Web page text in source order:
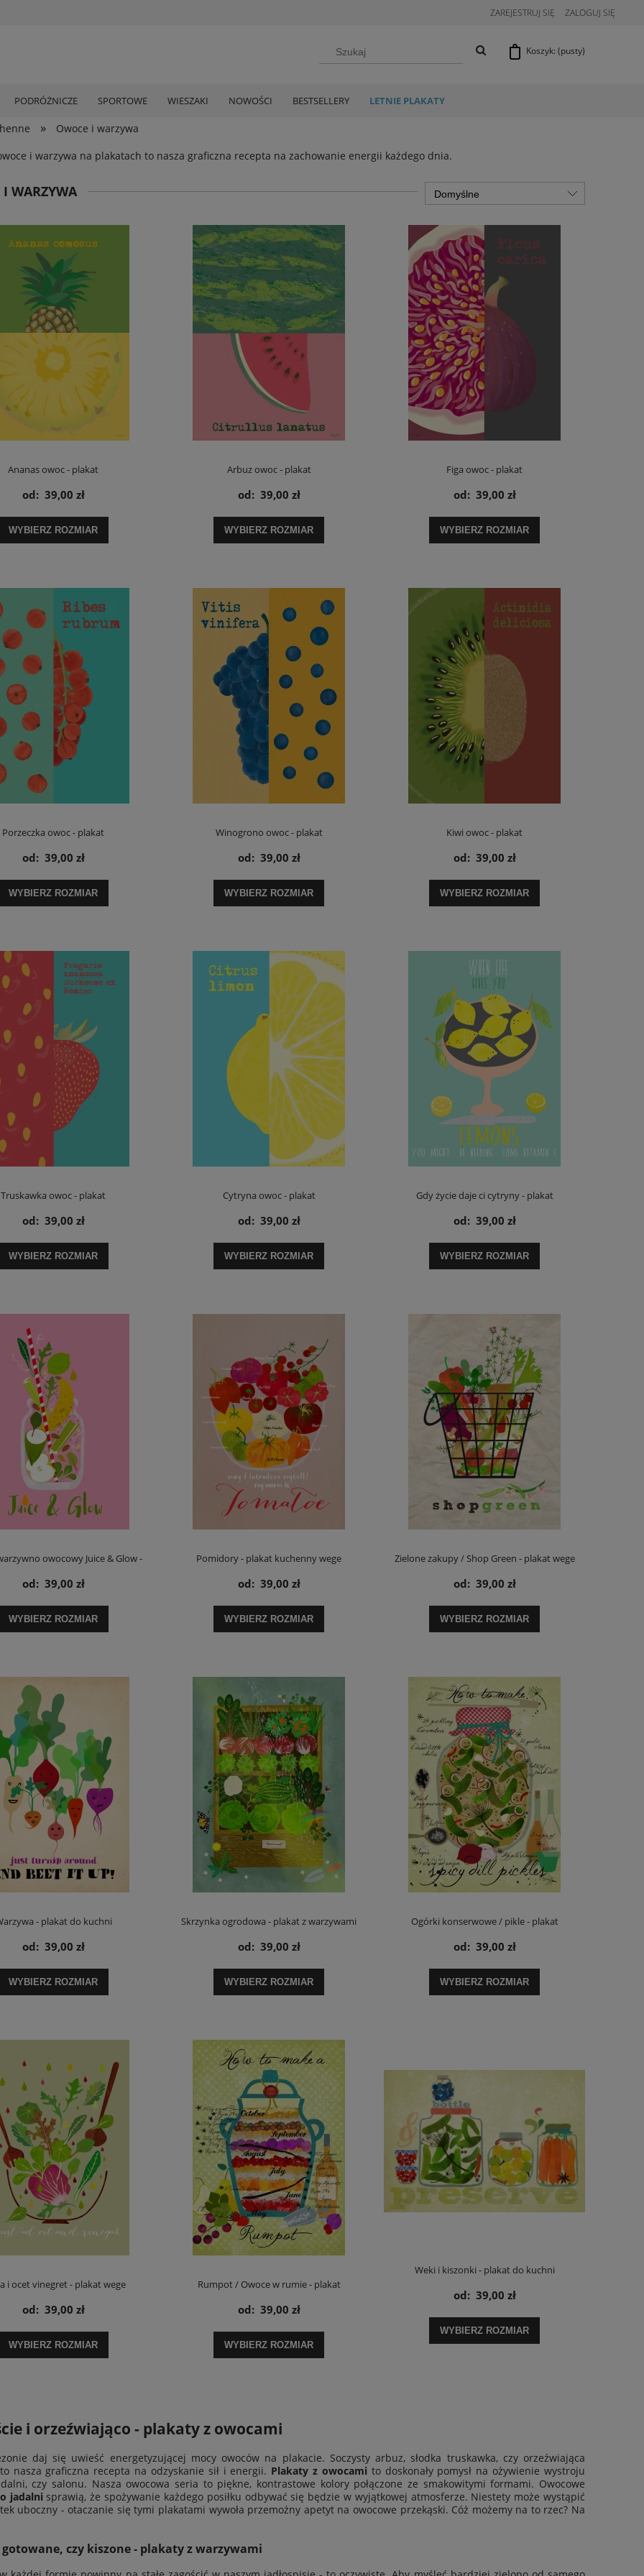
ZAREJESTRUJ SIĘ ZALOGUJ SIĘ
Koszyk: (pusty)
PODRÓŻNICZE SPORTOWE WIESZAKI NOWOŚCI BESTSELLERY LETNIE PLAKATY
»
Owoce i warzywa
i warzywa na plakatach to nasza graficzna recepta na zachowanie energii każdego dnia.
I WARZYWA
Ananas owoc - plakat
od: 39,00 zł
WYBIERZ ROZMIAR
Arbuz owoc - plakat
od: 39,00 zł
WYBIERZ ROZMIAR
Figa owoc - plakat
od: 39,00 zł
WYBIERZ ROZMIAR
Porzeczka owoc - plakat
od: 39,00 zł
WYBIERZ ROZMIAR
Winogrono owoc - plakat
od: 39,00 zł
WYBIERZ ROZMIAR
Kiwi owoc - plakat
od: 39,00 zł
WYBIERZ ROZMIAR
Truskawka owoc - plakat
od: 39,00 zł
WYBIERZ ROZMIAR
Cytryna owoc - plakat
od: 39,00 zł
WYBIERZ ROZMIAR
Gdy życie daje ci cytryny - plakat
od: 39,00 zł
WYBIERZ ROZMIAR
owocowy Juice & Glow -
plakat
od: 39,00 zł
WYBIERZ ROZMIAR
Pomidory - plakat kuchenny wege
od: 39,00 zł
WYBIERZ ROZMIAR
Zielone zakupy / Shop Green - plakat wege
od: 39,00 zł
WYBIERZ ROZMIAR
- plakat do kuchni
od: 39,00 zł
WYBIERZ ROZMIAR
Skrzynka ogrodowa - plakat z warzywami
od: 39,00 zł
WYBIERZ ROZMIAR
Ogórki konserwowe / pikle - plakat
od: 39,00 zł
WYBIERZ ROZMIAR
i ocet vinegret - plakat wege
od: 39,00 zł
WYBIERZ ROZMIAR
Rumpot / Owoce w rumie - plakat
od: 39,00 zł
WYBIERZ ROZMIAR
Weki i kiszonki - plakat do kuchni
od: 39,00 zł
WYBIERZ ROZMIAR
i orzeźwiająco - plakaty z owocami
daj się uwieść energetyzującej mocy owoców na plakacie. Soczysty arbuz, słodka truskawka, czy orzeźwiająca
nasza graficzna recepta na odzyskanie sił i energii. Plakaty z owocami to doskonały pomysł na ożywienie wystroju
czy salonu. Nasza owocowa seria to piękne, kontrastowe kolory połączone ze smakowitymi formami. Owocowe
jadalni sprawią, że spożywanie każdego posiłku odbywać się będzie w wyjątkowej atmosferze. Niestety może wystąpić
uboczny - otaczanie się tymi plakatami wywoła przemożny apetyt na owocowe przekąski. Cóż możemy na to rzec? Na
czy kiszone - plakaty z warzywami